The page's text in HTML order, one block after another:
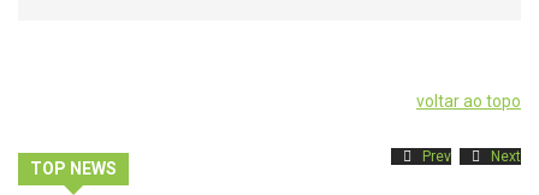
voltar ao topo
TOP NEWS
Prev Next